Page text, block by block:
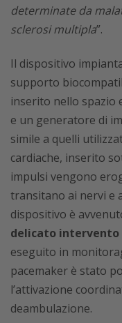
determinate da
sclerosi multipla”.
Il dispositivo
supporto
inserito nello spazio
e un generatore di
simile a quelli
cardiache, inserito
impulsi vengono
transitano ai nervi e
dispositivo è
delicato intervento
eseguito in
pacemaker è stato
l’attivazione
deambulazione.